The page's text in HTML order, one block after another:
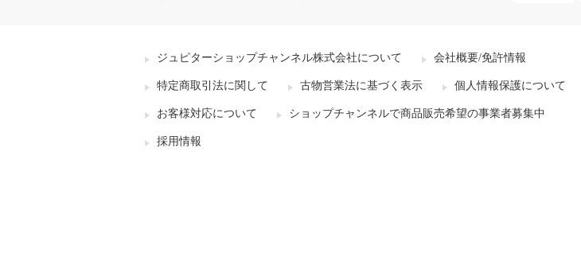
ジュピターショップチャンネル株式会社について 会社概要/免許情報
特定商取引法に関して 古物営業法に基づく表示 個人情報保護について
お客様対応について ショップチャンネルで商品販売希望の事業者募集中
採用情報